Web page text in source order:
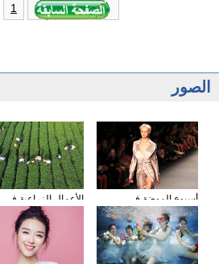
1
الصور
الأعمال الزراعية في
فصل الخريف
أسبوع الموضة في
نيويورك